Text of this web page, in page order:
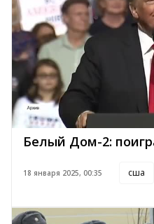
Белый Дом-2:
18 января 2025, 00:35 сша